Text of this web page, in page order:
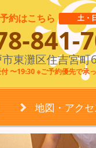
約はこちら 土・
841-
東灘区住吉宮町
〜19:30 ※ご予約優先で承っ
地図・アクセ